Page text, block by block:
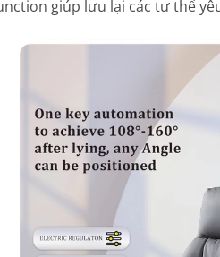
giúp lưu lại các tư thế